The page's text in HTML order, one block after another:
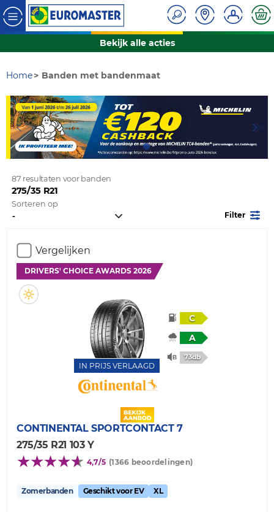
Bekijk alle acties
Home Banden met bandenmaat
87 resultaten voor banden
275/35 R21
Sorteren op
Filter
Vergelijken
DRIVERS' CHOICE AWARDS 2026
IN PRIJS VERLAAGD
C
A
73db
CONTINENTAL SPORTCONTACT 7
275/35 R21 103 Y
4,7/5 (1366 beoordelingen)
Zomerbanden Geschikt voor EV XL